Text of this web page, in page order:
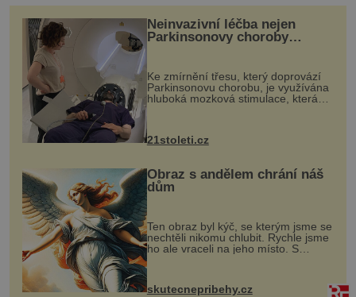
Neinvazivní léčba nejen
Parkinsonovy choroby
Ke zmírnění třesu, který doprovází
Parkinsonovu chorobu, je využívána
hluboká mozková stimulace, která
však vyžaduje vysoce invazivní
k dostatečně přesnému zacílení ...
21stoleti.cz
Obraz s andělem chrání náš
dům
Ten obraz byl kýč, se kterým jsme se
nechtěli nikomu chlubit. Rychle jsme
ho ale vraceli na jeho místo. S
manželem Vaškem jsme si pořídili
chaloupku, takový domek na severu
Čech, kde jsme si naplánova...
skutecnepribehy.cz